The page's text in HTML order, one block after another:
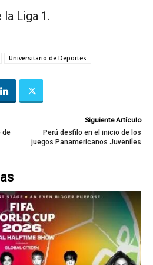
Liga 1.
Universitario de Deportes
de
Siguiente Artículo
Perú desfilo en el inicio de los
juegos Panamericanos Juveniles